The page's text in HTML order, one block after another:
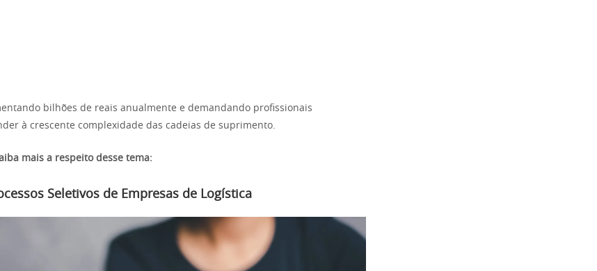
bilhões de reais anualmente e demandando profissionais
à crescente complexidade das cadeias de suprimento.
mais a respeito desse tema:
Seletivos de Empresas de Logística